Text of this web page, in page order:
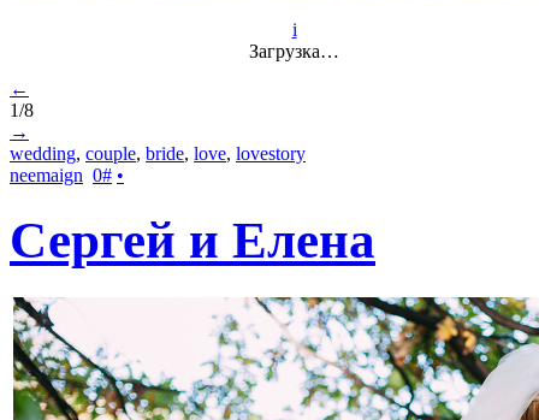
i
Загрузка…
←
1/8
→
wedding, couple, bride, love, lovestory
neemaign 0# •
Сергей и Елена